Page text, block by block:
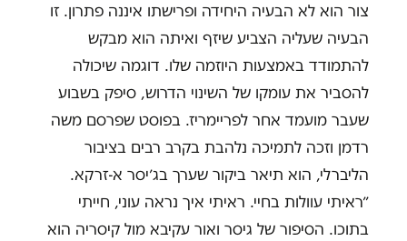
צור הוא לא הבעיה היחידה ופרישתו איננה פתרון. זו
הבעיה שעליה הצביע שיזף ואיתה הוא מבקש
להתמודד באמצעות היוזמה שלו. דוגמה שיכולה
להסביר את עומקו של השינוי הדרוש, סיפק בשבוע
שעבר מועמד אחר לפריימריז. בפוסט שפרסם משה
רדמן וזכה לתמיכה נלהבת בקרב רבים בציבור
הליברלי, הוא תיאר ביקור שערך בג׳יסר א-זרקא.
״ראיתי עוולות בחיי. ראיתי איך נראה עוני, חייתי
בתוכו. הסיפור של גיסר ואור עקיבא מול קיסריה הוא